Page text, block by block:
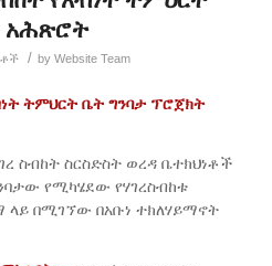
አሕጽሮት
/ by Website Team
ትምህርት ቤት ግንባታ ፕሮጀክት
ስብከት ስርስድስት ወረዳ ቤተክህነቶች
የሚካሄደው የሃገረስብከቱ
በሚገኘው በአቡነ ተክለሃይማኖት